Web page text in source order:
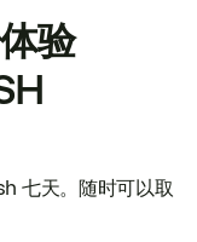
验
七天。随时可以取